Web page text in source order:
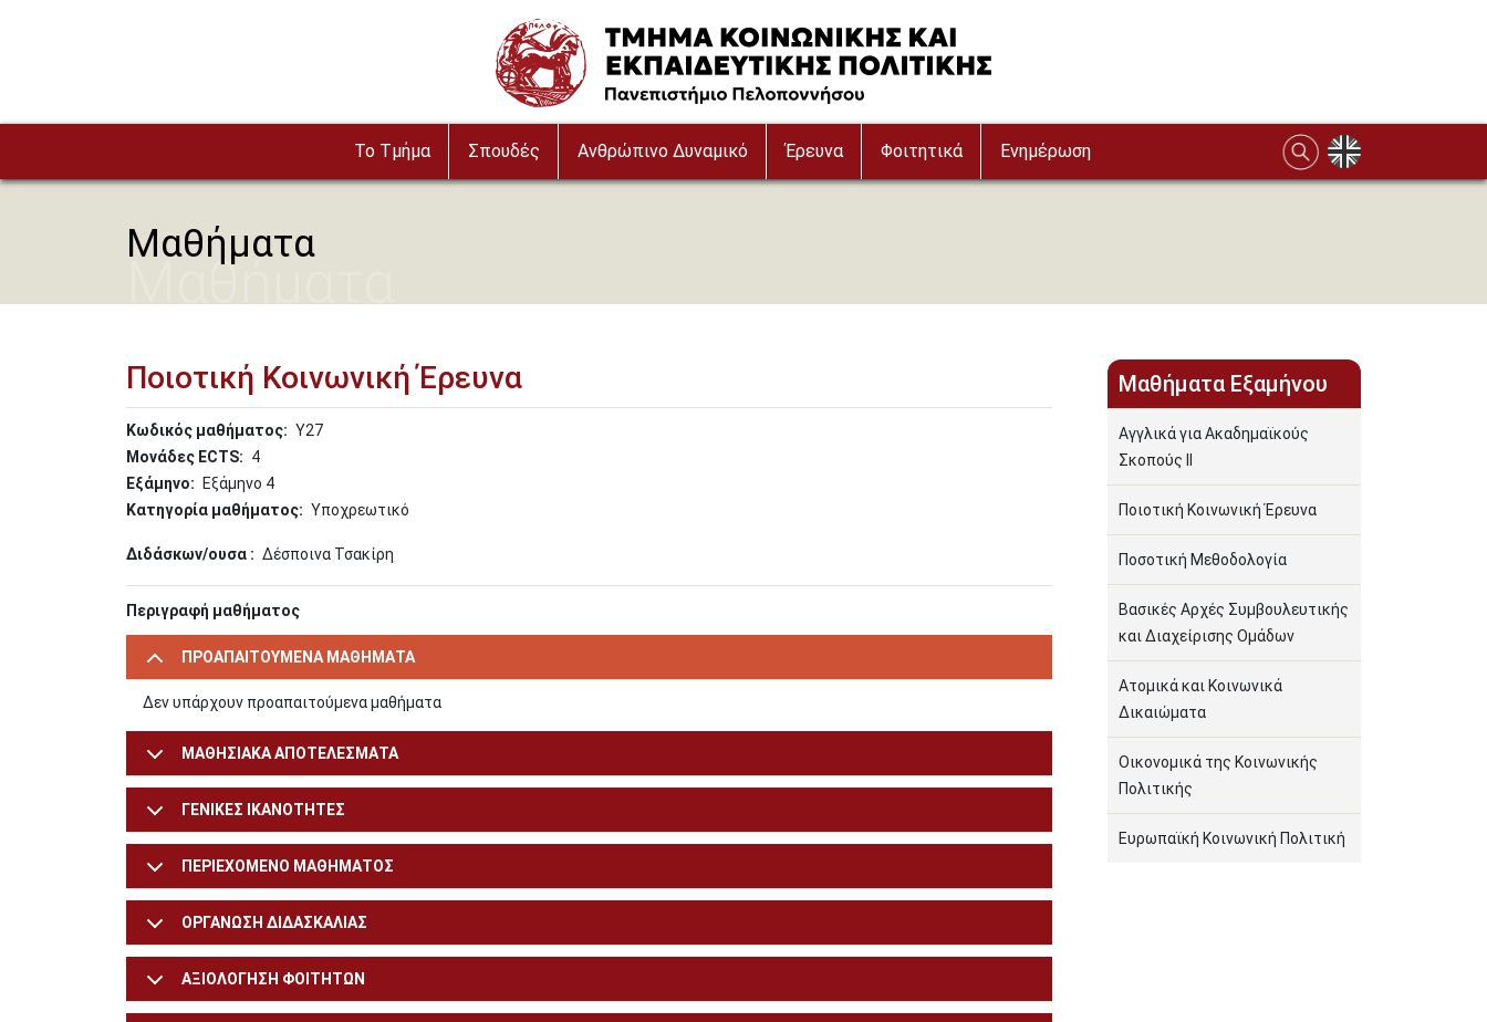
Image
To Τμήμα Σπουδές Ανθρώπινο Δυναμικό Έρευνα Φοιτητικά Ενημέρωση
Μαθήματα
Μαθήματα
Ποιοτική Κοινωνική Έρευνα
Κωδικός μαθήματος
Υ27
Μονάδες ECTS
4
Εξάμηνο
Εξάμηνο 4
Κατηγορία μαθήματος
Υποχρεωτικό
Διδάσκων/ουσα Δέσποινα Τσακίρη
Περιγραφή μαθήματος
ΠΡΟΑΠΑΙΤΟΥΜΕΝΑ ΜΑΘΗΜΑΤΑ
Δεν υπάρχουν προαπαιτούμενα μαθήματα
ΜΑΘΗΣΙΑΚΑ ΑΠΟΤΕΛΕΣΜΑΤΑ
ΓΕΝΙΚΕΣ ΙΚΑΝΟΤΗΤΕΣ
ΠΕΡΙΕΧΟΜΕΝΟ ΜΑΘΗΜΑΤΟΣ
ΟΡΓΑΝΩΣΗ ΔΙΔΑΣΚΑΛΙΑΣ
ΑΞΙΟΛΟΓΗΣΗ ΦΟΙΤΗΤΩΝ
Μαθήματα Εξαμήνου
Αγγλικά για Ακαδημαϊκούς
Σκοπούς ΙΙ
Ποιοτική Κοινωνική Έρευνα
Ποσοτική Μεθοδολογία
Βασικές Αρχές Συμβουλευτικής
και Διαχείρισης Ομάδων
Ατομικά και Κοινωνικά
Δικαιώματα
Οικονομικά της Κοινωνικής
Πολιτικής
Ευρωπαϊκή Κοινωνική Πολιτική